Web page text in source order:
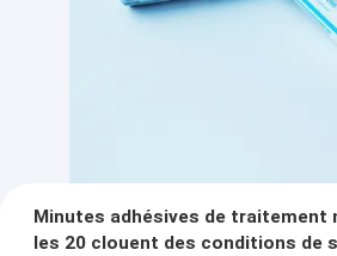
Minutes adhésives de traitement
les 20 clouent des conditions de